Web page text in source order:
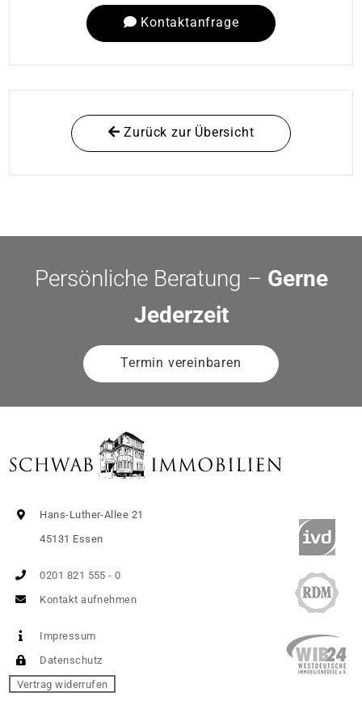
Kontaktanfrage
Zurück zur Übersicht
Persönliche Beratung – Gerne
Jederzeit
Termin vereinbaren
Hans-Luther-Allee 21
45131 Essen
0201 821 555 - 0
Kontakt aufnehmen
Impressum
Datenschutz
Vertrag widerrufen